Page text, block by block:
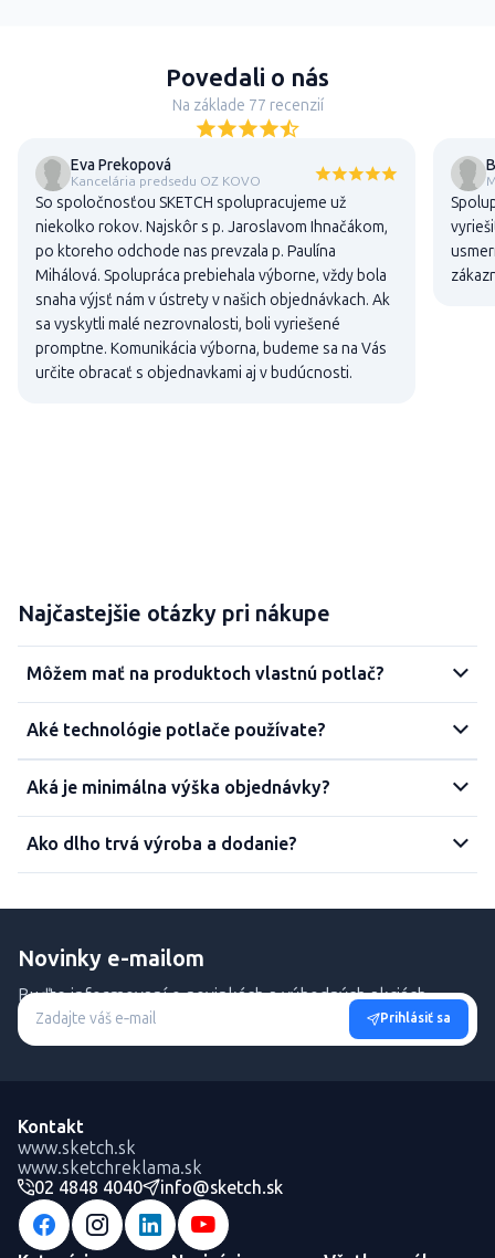
Povedali o nás
Na základe 77 recenzií
Eva Prekopová
Kancelária predsedu OZ KOVO
So spoločnosťou SKETCH spolupracujeme už
niekolko rokov. Najskôr s p. Jaroslavom Ihnačákom,
po ktoreho odchode nas prevzala p. Paulína
Mihálová. Spolupráca prebiehala výborne, vždy bola
snaha výjsť nám v ústrety v našich objednávkach. Ak
sa vyskytli malé nezrovnalosti, boli vyriešené
promptne. Komunikácia výborna, budeme sa na Vás
určite obracať s objednavkami aj v budúcnosti.
Najčastejšie otázky pri nákupe
Môžem mať na produktoch vlastnú potlač?
Aké technológie potlače používate?
Aká je minimálna výška objednávky?
Ako dlho trvá výroba a dodanie?
Novinky e-mailom
Buďte informovaní o novinkách a výhodných akciách.
Prihlásiť sa
Kontakt
www.sketch.sk
www.sketchreklama.sk
02 4848 4040
info@sketch.sk